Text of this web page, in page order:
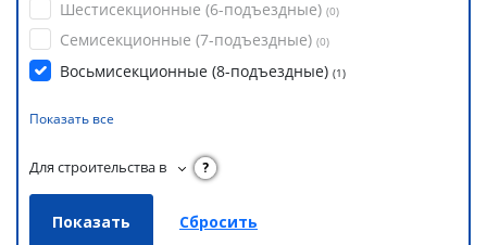
Шестисекционные (6-подъездные) (0)
Семисекционные (7-подъездные) (0)
Восьмисекционные (8-подъездные) (1)
Показать все
Для строительства в ?